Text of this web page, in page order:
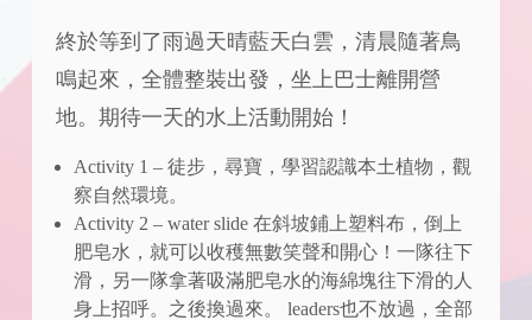
終於等到了雨過天晴藍天白雲，清晨隨著鳥
鳴起來，全體整裝出發，坐上巴士離開營
地。期待一天的水上活動開始！
Activity 1 – 徒步，尋寶，學習認識本土植物，觀
察自然環境。
Activity 2 – water slide 在斜坡鋪上塑料布，倒上
肥皂水，就可以收穫無數笑聲和開心！一隊往下
滑，另一隊拿著吸滿肥皂水的海綿塊往下滑的人
身上招呼。之後換過來。 ​leaders也不放過，全部